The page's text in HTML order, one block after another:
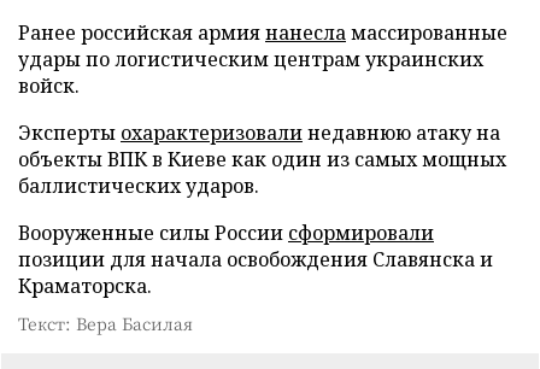
Ранее российская армиянанесламассированные
удары по логистическим центрам украинских
войск.
Эксперты охарактеризовалинедавнюю атаку на
объекты ВПК в Киеве как один из самых мощных
баллистических ударов.
Вооруженные силы России сформировали
позиции для начала освобождения Славянска и
Краматорска.
Текст: Вера Басилая